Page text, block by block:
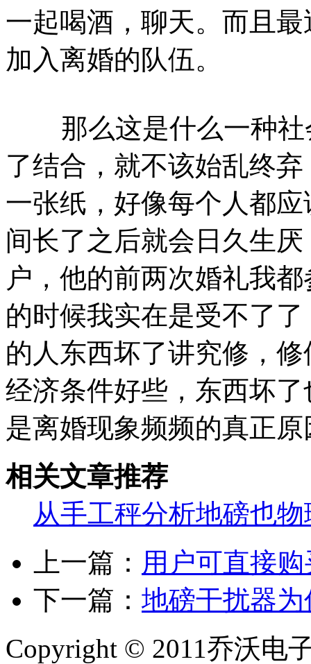
一起喝酒，聊天。而且
加入离婚的队伍。
那么这是什么一种社
了结合，就不该始乱终
一张纸，好像每个人都
间长了之后就会日久生
户，他的前两次婚礼我
的时候我实在是受不了
的人东西坏了讲究修，
经济条件好些，东西坏
是离婚现象频频的真正原
相关文章推荐
从手工秤分析地磅也
上一篇： 用户可直接
下一篇： 地磅干扰器
Copyright © 2011乔沃电